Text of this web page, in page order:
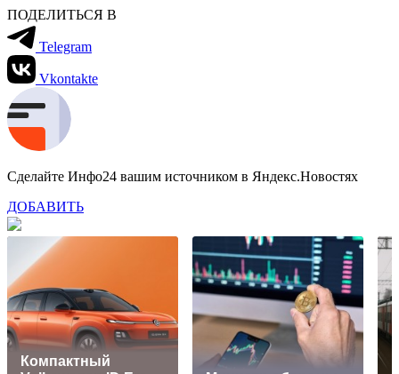
ПОДЕЛИТЬСЯ В
Telegram
Vkontakte
Сделайте Инфо24 вашим источником в Яндекс.Новостях
ДОБАВИТЬ
Компактный